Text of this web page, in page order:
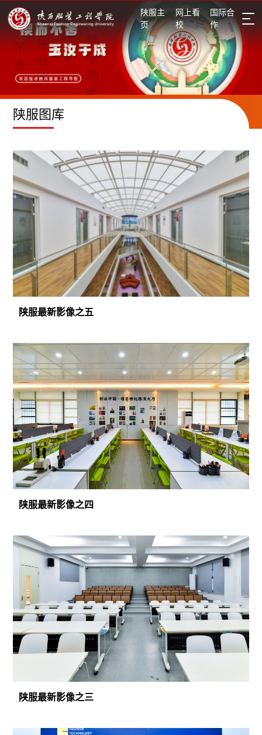
陕服主
页
网上看
校
国际合
作
招生信息网
陕服图库
陕服最新影像之五
陕服最新影像之四
陕服最新影像之三